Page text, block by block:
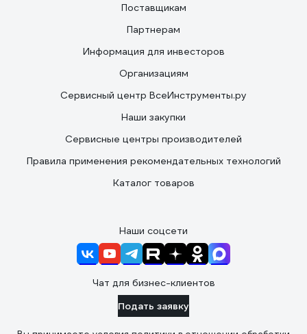
Поставщикам
Партнерам
Информация для инвесторов
Организациям
Сервисный центр ВсеИнструменты.ру
Наши закупки
Сервисные центры производителей
Правила применения рекомендательных технологий
Каталог товаров
Наши соцсети
Чат для бизнес-клиентов
Подать заявку